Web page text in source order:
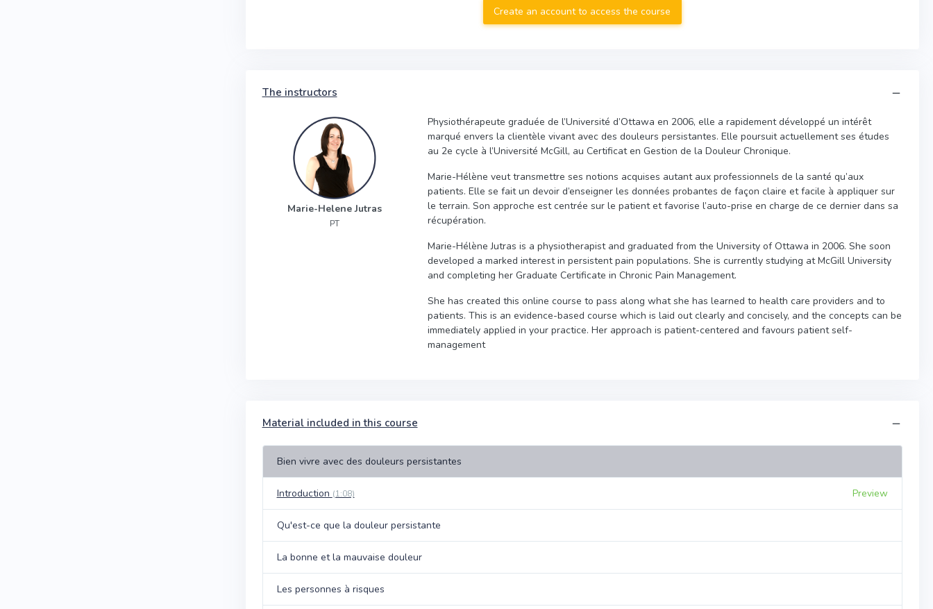
Create an account to access the course
The instructors
Marie-Helene Jutras
PT
Physiothérapeute graduée de l’Université d’Ottawa en 2006, elle a rapidement développé un intérêt
marqué envers la clientèle vivant avec des douleurs persistantes. Elle poursuit actuellement ses études
au 2e cycle à l’Université McGill, au Certificat en Gestion de la Douleur Chronique.
Marie-Hélène veut transmettre ses notions acquises autant aux professionnels de la santé qu’aux
patients. Elle se fait un devoir d’enseigner les données probantes de façon claire et facile à appliquer sur
le terrain. Son approche est centrée sur le patient et favorise l’auto-prise en charge de ce dernier dans sa
récupération.
Marie-Hélène Jutras is a physiotherapist and graduated from the University of Ottawa in 2006. She soon
developed a marked interest in persistent pain populations. She is currently studying at McGill University
and completing her Graduate Certificate in Chronic Pain Management.
She has created this online course to pass along what she has learned to health care providers and to
patients. This is an evidence-based course which is laid out clearly and concisely, and the concepts can be
immediately applied in your practice. Her approach is patient-centered and favours patient self-
management
Material included in this course
Bien vivre avec des douleurs persistantes
Introduction (1:08) Preview
Qu'est-ce que la douleur persistante
La bonne et la mauvaise douleur
Les personnes à risques